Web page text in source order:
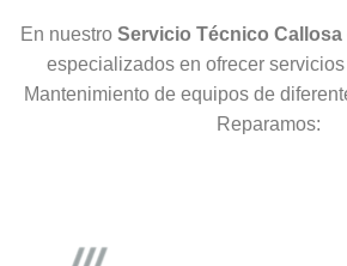
En nuestro Servicio Técnico Callosa
especializados en ofrecer
Mantenimiento de equipos de
Reparamos: